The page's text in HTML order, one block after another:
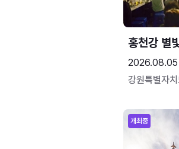
홍천강 별
강원특별자
개최중